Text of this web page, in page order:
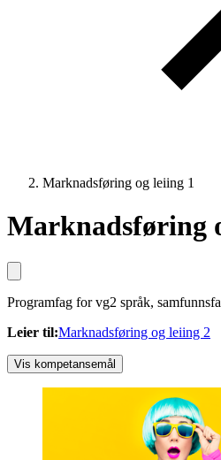
Marknadsføring og leiing 1
Marknadsføring
Programfag for vg2 språk,
Leier til:Marknadsføring og leiing 2
Vis kompetansemål